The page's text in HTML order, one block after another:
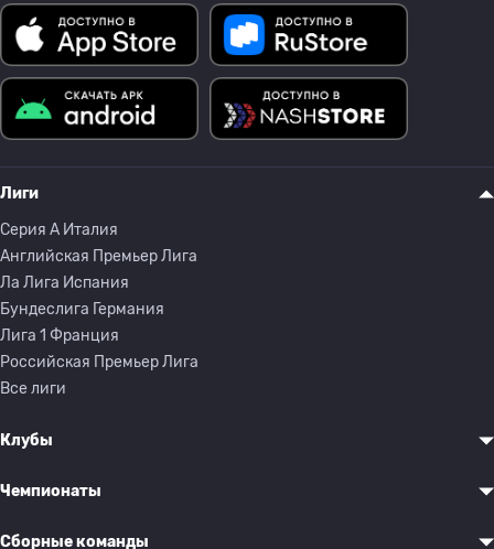
Лиги
Серия A Италия
Английская Премьер Лига
Ла Лига Испания
Бундеслига Германия
Лига 1 Франция
Российская Премьер Лига
Все лиги
Клубы
Чемпионаты
Сборные команды